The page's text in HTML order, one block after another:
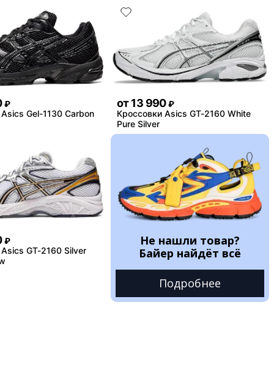
₽
Gel-1130 Carbon
от 13 990 ₽
Кроссовки Asics GT-2160 White
Pure Silver
₽
GT-2160 Silver
Не нашли товар?
Байер найдёт всё
Подробнее